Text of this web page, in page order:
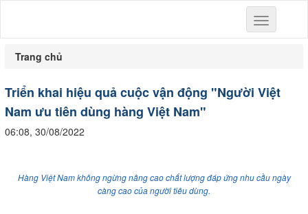
Toggle
navigation
Trang chủ
Triển khai hiệu quả cuộc vận động "Người Việt
Nam ưu tiên dùng hàng Việt Nam"
06:08, 30/08/2022
Hàng Việt Nam không ngừng nâng cao chất lượng đáp ứng nhu cầu ngày
càng cao của người tiêu dùng.